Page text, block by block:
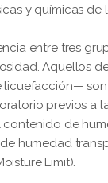
y químicas de
entre tres
Aquellos
licuefacción—
previos a
contenido de
humedad
Limit).